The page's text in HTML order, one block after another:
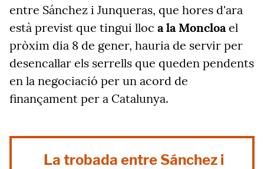
entre Sánchez i Junqueras, que hores d'ara
està previst que tingui lloc a la Moncloael
pròxim dia 8 de gener, hauria de servir per
desencallar els serrells que queden pendents
en la negociació per un acord de
finançament per a Catalunya.
La trobada entre Sánchez i